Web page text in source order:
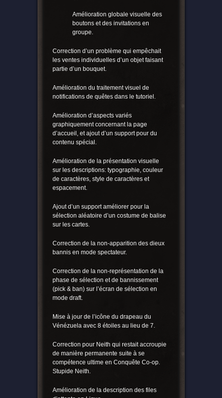
Amélioration globale visuelle des
boutons et des invitations en
groupe.
Correction d’un problème qui empêchait
les ventes individuelles d’un objet faisant
partie d’un bouquet.
Amélioration du traitement visuel de
notifications de quêtes dans le tutoriel.
Amélioration d’aspects variés
graphiquement concernant la page
d’accueil, et ajout d’un support pour du
contenu spécial.
Amélioration de la présentation visuelle
sur les descriptions: typographie, couleur
de caractères, style de caractères et
espacement.
Ajout d’un support améliorer pour la
sélection aléatoire d’un costume de balise
sur les cartes.
Correction de la non-apparition des dieux
bannis en mode spectateur.
Correction de la non-représentation de la
phase de sélection et de bannissement
(pick & ban) sur l’écran de sélection en
mode draft.
Mise à jour de l’icône du drapeau du
Vénézuela avec 8 étoiles au lieu de 7.
Correction pour Neith qui restait accroupie
de manière permanente suite à se
compétence ultime en Conquête Co-op.
Stupide Neith.
Amélioration de la description des files